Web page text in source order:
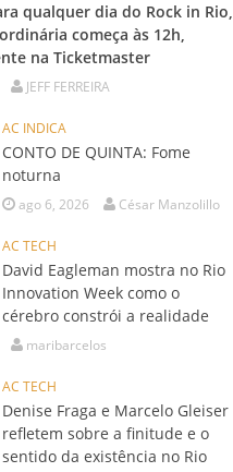
qualquer dia do Rock in Rio,
começa às 12h,
na Ticketmaster
JEFF FERREIRA
AC INDICA
CONTO DE QUINTA: Fome
noturna
ago 6, 2026 César Manzolillo
AC TECH
David Eagleman mostra no Rio
Innovation Week como o
cérebro constrói a realidade
maribarcelos
AC TECH
Denise Fraga e Marcelo Gleiser
refletem sobre a finitude e o
sentido da existência no Rio